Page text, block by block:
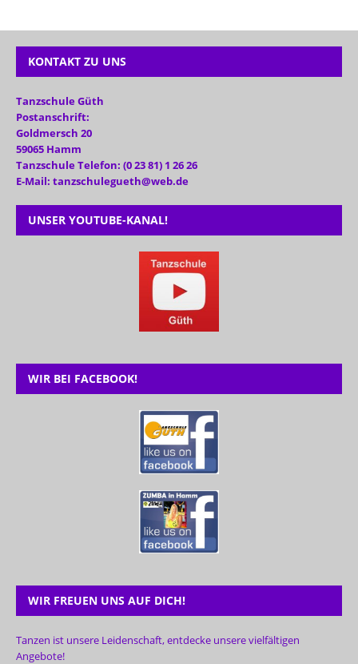
KONTAKT ZU UNS
Tanzschule Güth
Postanschrift:
Goldmersch 20
59065 Hamm
Tanzschule Telefon: (0 23 81) 1 26 26
E-Mail: tanzschulegueth@web.de
UNSER YOUTUBE-KANAL!
WIR BEI FACEBOOK!
WIR FREUEN UNS AUF DICH!
Tanzen ist unsere Leidenschaft, entdecke unsere vielfältigen
Angebote!